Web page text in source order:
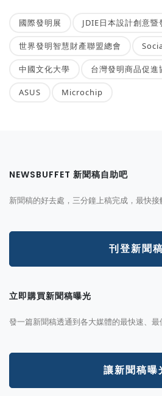
國際發明展 JDIE日本設計創意暨
世界發明智慧財產聯盟總會
中國文化大學 台灣發明商品促進
ASUS Microchip
NEWSBUFFET 新聞稿自助吧
新聞稿的好去處，三分鐘上稿完成，最快接
刊登新聞稿
立即購買新聞稿曝光
發一篇新聞稿透通到各大媒體的最快速、最
讓新聞稿曝